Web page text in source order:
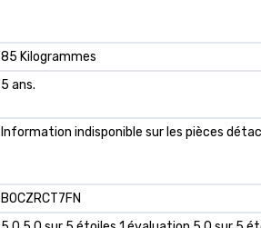
‎85 Kilogrammes
‎5 ans.
‎Information indisponible sur les pièces
B0CZRCT7FN